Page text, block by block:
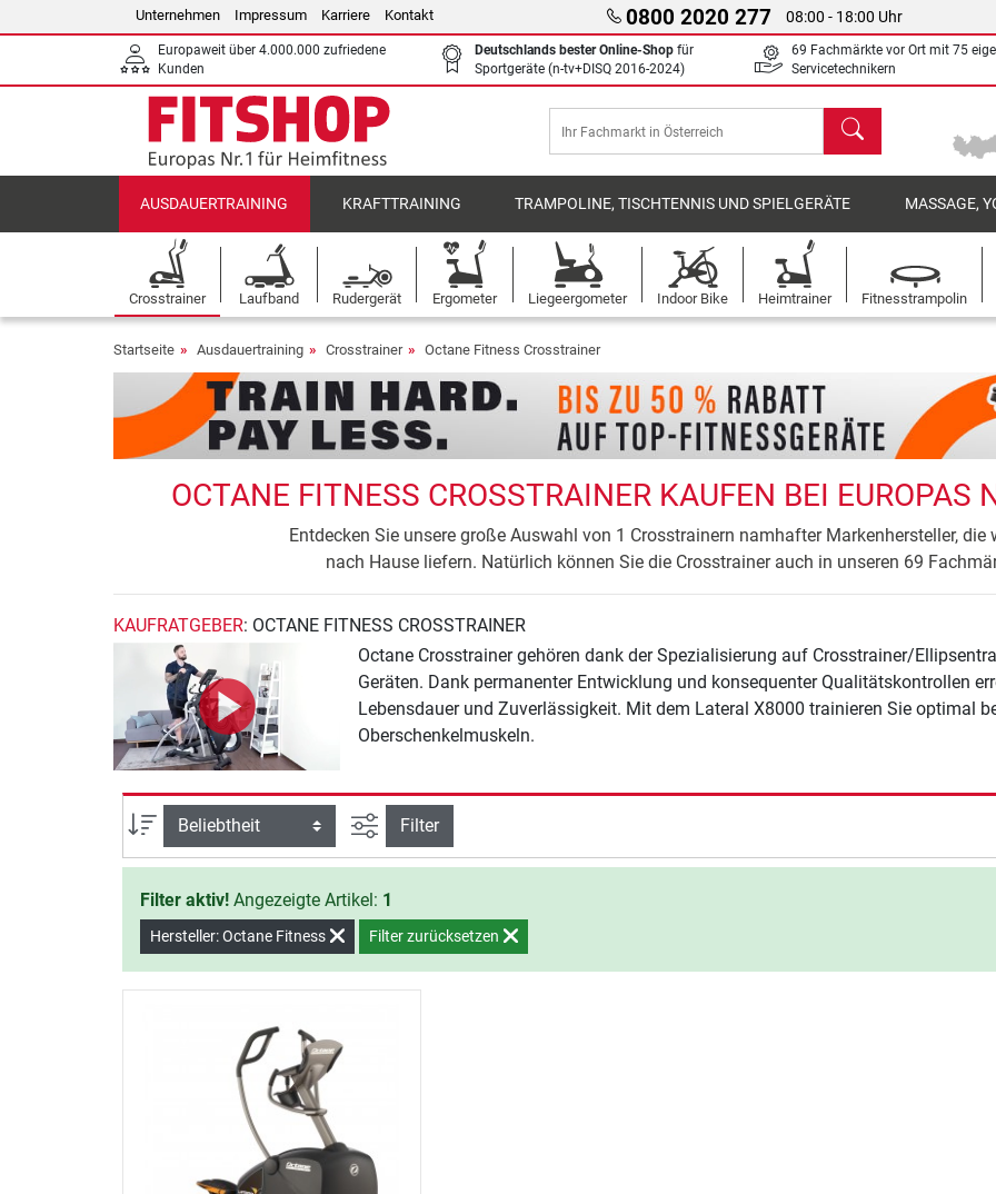
Unternehmen Impressum Karriere Kontakt 0800 2020 277 08:00 - 18:00 Uhr
Europaweit über 4.000.000 zufriedene
Kunden
Deutschlands bester Online-Shop für
Sportgeräte (n-tv+DISQ 2016-2024)
69 Fachmärkte vor Ort mit 75
Servicetechnikern
Suchen
AUSDAUERTRAINING KRAFTTRAINING TRAMPOLINE, TISCHTENNIS UND SPIELGERÄTE MASSAGE,
Crosstrainer Laufband Rudergerät Ergometer Liegeergometer Indoor Bike Heimtrainer Fitnesstrampolin
Startseite Ausdauertraining Crosstrainer Octane Fitness Crosstrainer
OCTANE FITNESS CROSSTRAINER KAUFEN BEI EUROPAS
Entdecken Sie unsere große Auswahl von 1 Crosstrainern namhafter Markenhersteller, die
nach Hause liefern. Natürlich können Sie die Crosstrainer auch in unseren 69
KAUFRATGEBER: OCTANE FITNESS CROSSTRAINER
Octane Crosstrainer gehören dank der Spezialisierung auf Crosstrainer/
Geräten. Dank permanenter Entwicklung und konsequenter Qualitätskontrollen
Lebensdauer und Zuverlässigkeit. Mit dem Lateral X8000 trainieren Sie optimal
Oberschenkelmuskeln.
Sortierung Ansicht filtern
Filter
Filter aktiv! Angezeigte Artikel: 1
Hersteller: Octane Fitness Filter zurücksetzen